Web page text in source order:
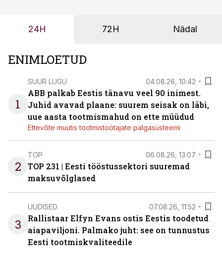
24H 72H Nädal
ENIMLOETUD
1
SUUR LUGU 04.08.26, 10:42
ABB palkab Eestis tänavu veel 90 inimest.
Juhid avavad plaane: suurem seisak on läbi,
uue aasta tootmismahud on ette müüdud
Ettevõte muutis tootmistöötajate palgasüsteemi
2
TOP 06.08.26, 13:07
TOP 231 | Eesti tööstussektori suuremad
maksuvõlglased
3
UUDISED 07.08.26, 11:52
Rallistaar Elfyn Evans ostis Eestis toodetud
aiapaviljoni. Palmako juht: see on tunnustus
Eesti tootmiskvaliteedile